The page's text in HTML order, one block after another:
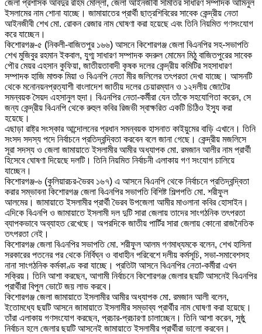
জেলা প্রশাসক আবদুর রহিম মোল্লা, জেলা আইনজীবী সমিতির সাধারণ সম্পাদক আমিনুল
ইসলামের নাম শোনা যাচ্ছে। জামায়াতের প্রার্থী ছাত্রশিবিরের সাবেক কেন্দ্রীয় নেতা
আইনজীবী শেখ মো. রোকন রেজার নাম ঘোষণা করা হয়েছে এবং তিনি নিয়মিত গণসংযোগ
করে যাচ্ছেন।
কিশোরগঞ্জ-৫ (নিকলী-বাজিতপুর ১৬৬) আসনে কিশোরগঞ্জ জেলা বিএনপির সহ-সভাপতি
শেখ মুজিবুর রহমান ইকবাল, যুগ্ম সাধারণ সম্পাদক বদরুল মোমেন মিঠু বাজিতপুরের সাবেক
পৌর মেয়র এহসান কুফিয়া, জাতীয়তাবাদী কৃষক দলের কেন্দ্রীয় কমিটির সহসাধারণ
সম্পাদক হাজি মাশুক মিয়া ও বিএনপি নেতা মীর জলিলের তৎপরতা দেখা যাচ্ছে। আসনটি
থেকে মনোনয়নপ্রত্যাশী বাংলাদেশ জাতীয় দলের চেয়ারম্যান ও ১২দলীয় জোটের
সমন্বয়ক সৈয়দ এহসানুল হুদা। বিএনপির নেতা-কর্মীরা যেন তাঁকে সহযোগিতা করেন, সে
জন্য কেন্দ্রীয় বিএনপি থেকে রুহুল কবির রিজভী স্বাক্ষরিত একটি চিঠিও ইস্যু করা
হয়েছে।
এছাড়া রাষ্ট্র সংস্কার আন্দোলনের প্রধান সমন্বয়ক হাসনাত কাইয়ুমের বাড়ি এখানে। তিনি
সংসদ সদস্য পদে নির্বাচনে প্রতিদ্বন্দ্বিতা করবেন বলে জানা গেছে। কেন্দ্রীয় মজলিসে
সূরা সদস্য ও জেলা জামায়াতে ইসলামীর আমীর অধ্যাপক মো. রমজান আলীর নাম প্রার্থী
হিসেবে ঘোষণা দিয়েছে দলটি। তিনি নিয়মিত নির্বাচনী এলাকায় গণ সংযোগ চালিয়ে
যাচ্ছেন।
কিশোরগঞ্জ-৬ (কুলিয়ারচর-ভৈরব ১৬৭) এ আসনে বিএনপি থেকে নির্বাচনে প্রতিদ্বন্দ্বিতা
করার সম্ভাবনা কিশোরগঞ্জ জেলা বিএনপির সভাপতি বিশিষ্ট শিল্পপতি মো. শরীফুল
আলমের। জামায়াতে ইসলামীর প্রার্থী ভৈরব উপজেলা আমীর মাওলানা কবির হোসাইন।
এদিকে বিএনপি ও জামায়াতে ইসলামী দল দুটি সারা জেলায় তাদের সাংগঠনিক তৎপরতা
ব্যাপকভাবে অব্যাহত রেখেছে। অপরদিকে জাতীয় পার্টির সারা জেলায় কোনো রাজনৈতিক
তৎপরতা নেই।
কিশোরগঞ্জ জেলা বিএনপির সভাপতি মো. শরীফুল আলম গণমাধ্যমকে বলেন, শেখ হাসিনা
সরকারের পতনের পর থেকে নির্বিঘ্ন ও বাধাহীন পরিবেশে দলীয় কর্মসূচি, সভা-সমাবেশসহ
নানা সাংগঠনিক কর্মকাণ্ড করা যাচ্ছে। প্রতিটা আসনে বিএনপির নেতা-কর্মীরা এখন
সক্রিয়। তিনি আশা করছেন, আগামী নির্বাচনে কিশোরগঞ্জ জেলার ছয়টি আসনেই বিএনপির
প্রার্থীরা বিপুল ভোটে জয় লাভ করবে।
কিশোরগঞ্জ জেলা জামায়াতে ইসলামীর আমীর অধ্যাপক মো. রমজান আলী বলেন,
ইতোমধ্যে ছয়টি আসনে জামায়াতে ইসলামীর সম্ভাব্য প্রার্থীর নাম ঘোষণা করা হয়েছে।
তাঁরা এলাকায় গণসংযোগ করছেন, প্রচার-প্রচারণা চালাচ্ছেন। তিনি আশা করেন, সুষ্ঠু
নির্বাচন হলে জেলার ছয়টি আসনেই জামায়াতে ইসলামীর প্রার্থীরা ভালো করবেন।